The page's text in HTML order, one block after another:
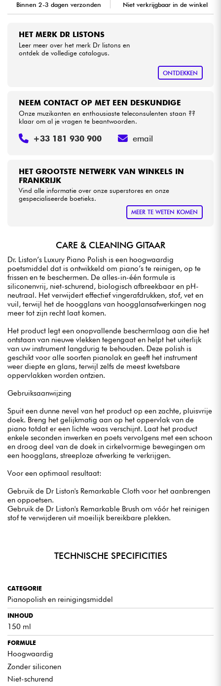
Kabels & toebehoren
Sets
Bekijk onze merken
Binnen 2-3 dagen verzonden
Niet verkrijgbaar in de winkel
HET MERK DR LISTONS
Leer meer over het merk Dr listons en
ontdek de volledige catalogus.
ONTDEKKEN
HET GROOTSTE NETWERK VAN WINKELS IN
FRANKRIJK
Vind alle informatie over onze superstores en onze
gespecialiseerde boetieks.
MEER TE WETEN KOMEN
NEEM CONTACT OP MET EEN DESKUNDIGE
Onze muzikanten en enthousiaste teleconsulenten staan ??
klaar om al je vragen te beantwoorden.
+33 181 930 900 email
CARE & CLEANING GITAAR
Dr. Liston’s Luxury Piano Polish is een hoogwaardig
poetsmiddel dat is ontwikkeld om piano’s te reinigen, op te
frissen en te beschermen. De alles-in-één formule is
siliconenvrij, niet-schurend, biologisch afbreekbaar en pH-
neutraal. Het verwijdert effectief vingerafdrukken, stof, vet en
vuil, terwijl het de hoogglans van hoogglansafwerkingen nog
meer tot zijn recht laat komen.
Het product legt een onopvallende beschermlaag aan die het
ontstaan van nieuwe vlekken tegengaat en helpt het uiterlijk
van uw instrument langdurig te behouden. Deze polish is
geschikt voor alle soorten pianolak en geeft het instrument
weer diepte en glans, terwijl zelfs de meest kwetsbare
oppervlakken worden ontzien.
Gebruiksaanwijzing
Spuit een dunne nevel van het product op een zachte, pluisvrije
doek. Breng het gelijkmatig aan op het oppervlak van de
piano totdat er een lichte waas verschijnt. Laat het product
enkele seconden inwerken en poets vervolgens met een schoon
en droog deel van de doek in cirkelvormige bewegingen om
een hoogglans, streeploze afwerking te verkrijgen.
Voor een optimaal resultaat:
Gebruik de Dr Liston's Remarkable Cloth voor het aanbrengen
en oppoetsen.
Gebruik de Dr Liston's Remarkable Brush om vóór het reinigen
stof te verwijderen uit moeilijk bereikbare plekken.
TECHNISCHE SPECIFICITIES
CATEGORIE
Pianopolish en reinigingsmiddel
INHOUD
150 ml
FORMULE
Hoogwaardig
Zonder siliconen
Niet-schurend